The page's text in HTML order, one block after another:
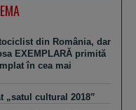
din România, dar
EXEMPLARĂ primită
în cea mai
„satul cultural 2018”